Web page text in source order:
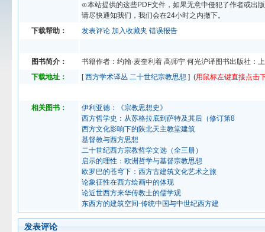
⊙本站提供的这些PDF文件，如果无意中侵犯了作者或出
请尽快通知我们，我们会在24小时之内撤下。
下载帮助：
发表评论 加入收藏夹 错误报告
图书简介：
书籍作者：约翰·麦奎利着 高师宁 何光沪译图书出版社：
下载地址：
[西方学术译丛 二十世纪宗教思想 ] (用鼠标左键直接点击
相关图书：
伊利亚德：《宗教思想史》
西方哲学史：从苏格拉底到萨特及其后（修订第8
西方文化影响下的陕北天主教堂建筑
基督教与西方思想
二十世纪西方宗教哲学文选（全三册）
启示的理性：欧洲哲学与基督宗教思想
欧罗巴的苍穹下：西方古建筑文化艺术之旅
论象征性在西方绘画中的体现
论近世西方来华传教士的儒学观
东西方的建筑空间-传统中国与中世纪西方建
发表评论